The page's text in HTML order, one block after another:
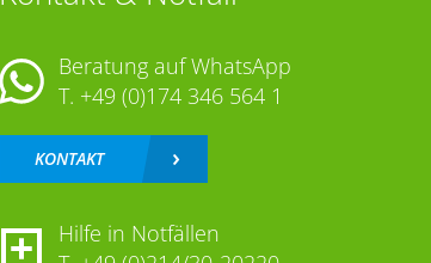
Beratung auf WhatsApp
T. +49 (0)174 346 564 1
KONTAKT
Hilfe in Notfällen